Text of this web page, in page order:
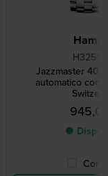
Jazzmaster 40
automatico con
●